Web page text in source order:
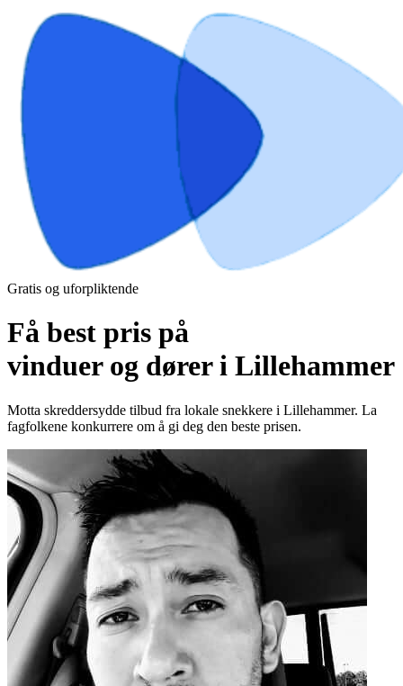
Gratis og uforpliktende
Få best pris på
vinduer og dører i Lillehammer
Motta skreddersydde tilbud fra lokale snekkere i Lillehammer. La
fagfolkene konkurrere om å gi deg den beste prisen.